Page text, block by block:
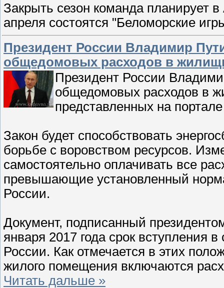
Закрыть сезон команда планирует в
апреля состоятся "Беломорские
Президент России Владимир
общедомовых расходов в
Президент России
общедомовых расходов в
представленных на
Закон будет способствовать
борьбе с воровством ресурсов.
самостоятельно оплачивать все
превышающие установленный
России.
Документ, подписанный
января 2017 года срок вступления
России. Как отмечается в этих
жилого помещения включаются
Читать дальше »